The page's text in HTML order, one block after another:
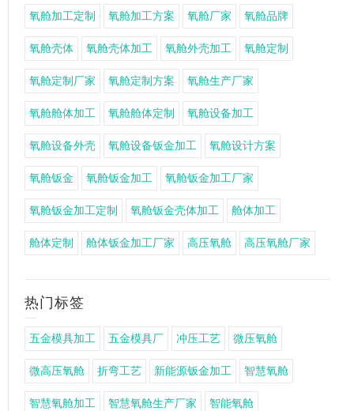
氧舱加工定制 氧舱加工方案 氧舱厂家 氧舱品牌
氧舱壳体 氧舱壳体加工 氧舱外壳加工 氧舱定制
氧舱定制厂家 氧舱定制方案 氧舱生产厂家
氧舱舱体加工 氧舱舱体定制 氧舱设备加工
氧舱设备外壳 氧舱设备钣金加工 氧舱设计方案
氧舱钣金 氧舱钣金加工 氧舱钣金加工厂家
氧舱钣金加工定制 氧舱钣金壳体加工 舱体加工
舱体定制 舱体钣金加工厂家 高压氧舱 高压氧舱厂家
热门标签
五金模具加工 五金模具厂 冲压工艺 微压氧舱
微高压氧舱 折弯工艺 新能源钣金加工 智慧氧舱
智慧氧舱加工 智慧氧舱生产厂家 智能氧舱